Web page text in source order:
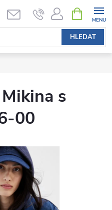
HLEDAT
NÁKUPNÍ
KOŠÍK
s
00